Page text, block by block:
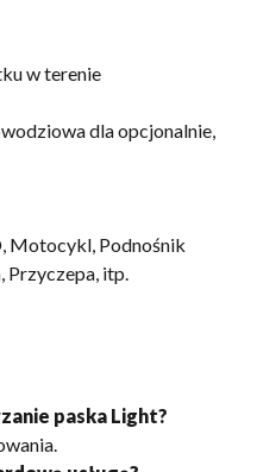
w terenie
dla opcjonalnie,
Motocykl, Podnośnik
Przyczepa, itp.
paska Light?